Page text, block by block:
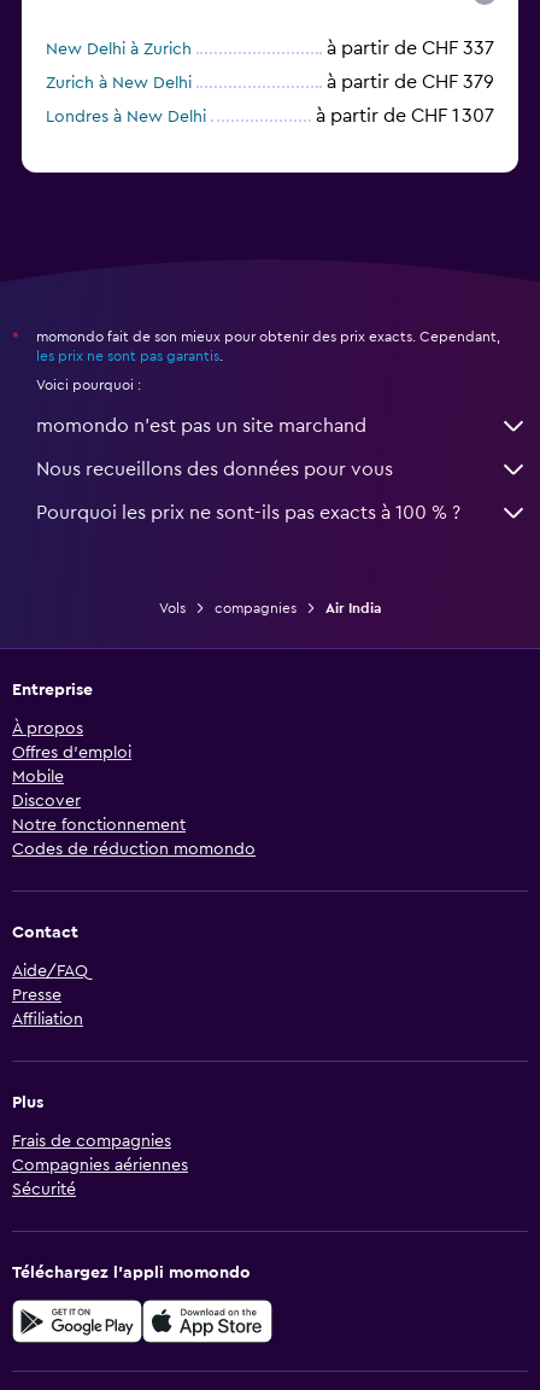
New Delhi à Zurich à partir de CHF 337
Zurich à New Delhi à partir de CHF 379
Londres à New Delhi à partir de CHF 1 307
*
momondo fait de son mieux pour obtenir des prix exacts. Cependant,
les prix ne sont pas garantis
Voici pourquoi :
momondo n'est pas un site marchand
Nous recueillons des données pour vous
Pourquoi les prix ne sont-ils pas exacts à 100 % ?
Vols compagnies Air India
Entreprise
À propos
Offres d’emploi
Mobile
Discover
Notre fonctionnement
Codes de réduction momondo
Contact
Aide/FAQ
Presse
Affiliation
Plus
Frais de compagnies
Compagnies aériennes
Sécurité
Téléchargez l’appli momondo